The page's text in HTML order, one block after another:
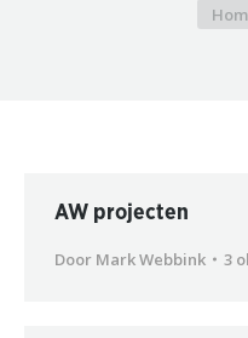
Je
AW projecten
Door Mark Webbink 3